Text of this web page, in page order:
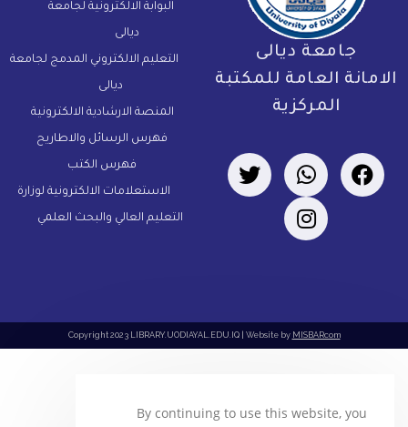
جامعة ديالى
العامة للمكتبة
المركزية
البوابة الالكترونية لجامعة
ديالى
التعليم الالكتروني المدمج لجامعة
ديالى
المنصة الارشادية الالكترونية
فهرس الرسائل والاطاريح
فهرس الكتب
الاستعلامات الالكترونية لوزارة
التعليم العالي والبحث العلمي
Copyright 2023 LIBRARY.UODIAYAL.EDU.IQ | Website byMISBARcom
By continuing to use this website, you